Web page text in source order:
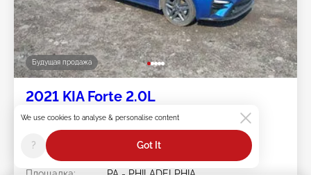
Будущая продажа
2021 KIA Forte 2.0L
Лот #:
45******
Пробег:
Повреждения:
Задняя часть/Левая
сторона
We use cookies to analyse & personalise content
? Got It